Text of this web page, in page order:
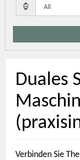
Duales
Verbinden Sie